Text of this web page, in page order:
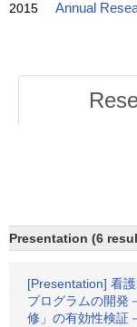
2015 Annual
Presentation (6
[Presentation] 看
プログラムの開発
修」の有効性検証－